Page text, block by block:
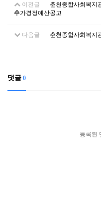
이전글
춘천종합사회복지
추가경정예산공고
다음글
춘천종합사회복지
댓글 0
등록된